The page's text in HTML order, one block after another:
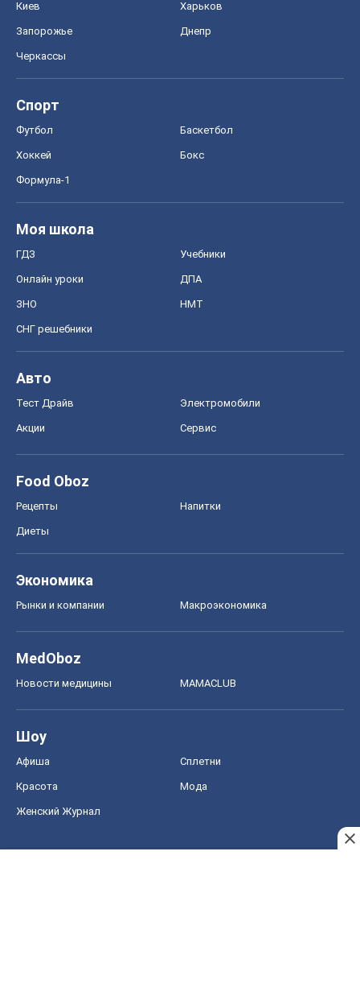
Киев Харьков
Запорожье Днепр
Черкассы
Спорт
Футбол Баскетбол
Хоккей Бокс
Формула-1
Моя школа
ГДЗ Учебники
Онлайн уроки ДПА
ЗНО НМТ
СНГ решебники
Авто
Тест Драйв Электромобили
Акции Сервис
Food Oboz
Рецепты Напитки
Диеты
Экономика
Рынки и компании Mакроэкономика
MedOboz
Новости медицины MAMACLUB
Шоу
Афиша Сплетни
Красота Мода
Женский Журнал